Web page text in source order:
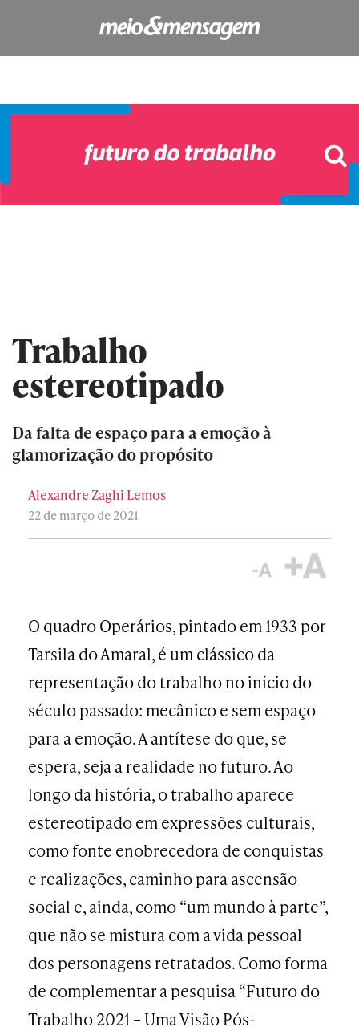
Trabalho
estereotipado
Da falta de espaço para a emoção à
glamorização do propósito
Alexandre Zaghi Lemos
22 de março de 2021
O quadro Operários, pintado em 1933 por
Tarsila do Amaral, é um clássico da
representação do trabalho no início do
século passado: mecânico e sem espaço
para a emoção. A antítese do que, se
espera, seja a realidade no futuro. Ao
longo da história, o trabalho aparece
estereotipado em expressões culturais,
como fonte enobrecedora de conquistas
e realizações, caminho para ascensão
social e, ainda, como “um mundo à parte”,
que não se mistura com a vida pessoal
dos personagens retratados. Como forma
de complementar a pesquisa “Futuro do
Trabalho 2021 – Uma Visão Pós-